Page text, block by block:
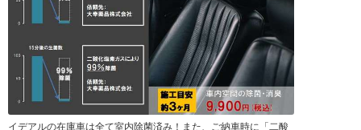
イデアルの在庫車は全て室内除菌済み！また、ご納車時に「二酸